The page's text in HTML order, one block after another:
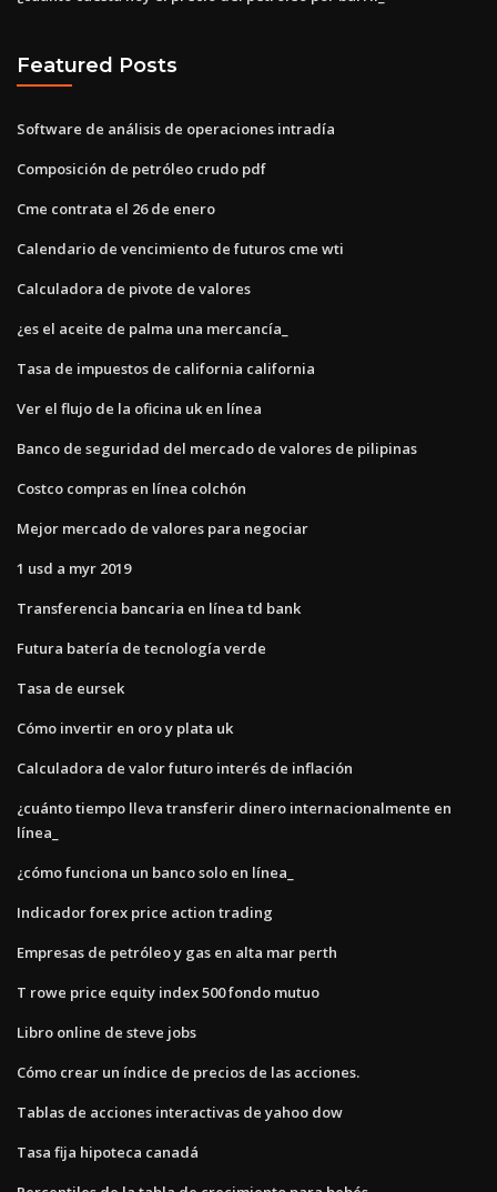
Featured Posts
Software de análisis de operaciones intradía
Composición de petróleo crudo pdf
Cme contrata el 26 de enero
Calendario de vencimiento de futuros cme wti
Calculadora de pivote de valores
¿es el aceite de palma una mercancía_
Tasa de impuestos de california california
Ver el flujo de la oficina uk en línea
Banco de seguridad del mercado de valores de pilipinas
Costco compras en línea colchón
Mejor mercado de valores para negociar
1 usd a myr 2019
Transferencia bancaria en línea td bank
Futura batería de tecnología verde
Tasa de eursek
Cómo invertir en oro y plata uk
Calculadora de valor futuro interés de inflación
¿cuánto tiempo lleva transferir dinero internacionalmente en
línea_
¿cómo funciona un banco solo en línea_
Indicador forex price action trading
Empresas de petróleo y gas en alta mar perth
T rowe price equity index 500 fondo mutuo
Libro online de steve jobs
Cómo crear un índice de precios de las acciones.
Tablas de acciones interactivas de yahoo dow
Tasa fija hipoteca canadá